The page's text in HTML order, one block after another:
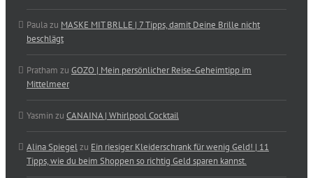
Paulazu MASKE MIT BRLLE | 7 Tipps, damit Deine Brille nicht
beschlägt
Pratham zu GOZO | Mein persönlicher Reise-Geheimtipp im
Mittelmeer
Yasmin zu CANAINA | Whirlpool Cocktail
Alina Spiegelzu Ein riesiger Kleiderschrank für wenig Geld! | 11
Tipps, wie du beim Shoppen so richtig Geld sparen kannst.